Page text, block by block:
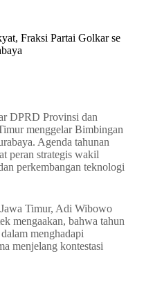
Fraksi Partai Golkar se
DPRD Provinsi dan
menggelar Bimbingan
Agenda tahunan
peran strategis wakil
perkembangan teknologi
Timur, Adi Wibowo
mengaakan, bahwa tahun
menghadapi
menjelang kontestasi